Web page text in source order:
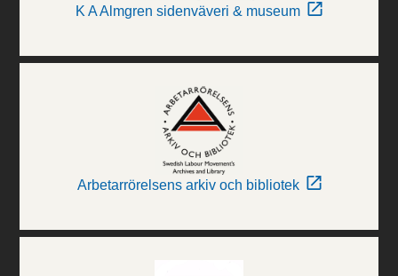
K A Almgren sidenväveri & museum
Arbetarrörelsens arkiv och bibliotek